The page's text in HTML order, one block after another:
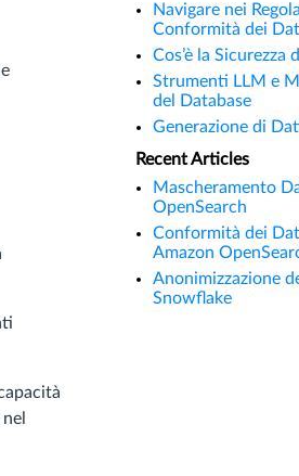
Navigare nei
Conformità dei
Cos’è la Sicurezza
Strumenti LLM e
del Database
Generazione di
Recent Articles
Mascheramento
OpenSearch
Conformità dei
Amazon
Anonimizzazione
Snowflake